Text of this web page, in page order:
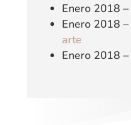
Enero 2018 –
Enero 2018 –
arte
Enero 2018 –